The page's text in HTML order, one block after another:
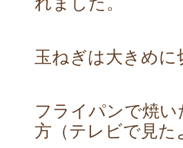
玉ねぎは大きめ
フライパンで焼
方（テレビで見た